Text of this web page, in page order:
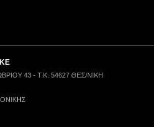
43 - Τ.Κ. 54627 ΘΕΣ/ΝΙΚΗ